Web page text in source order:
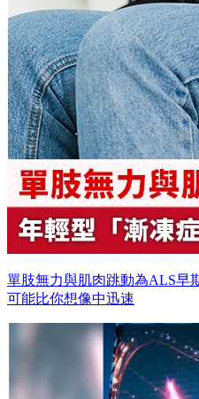
單肢無力與肌肉跳動為ALS早
可能比你想像中迅速